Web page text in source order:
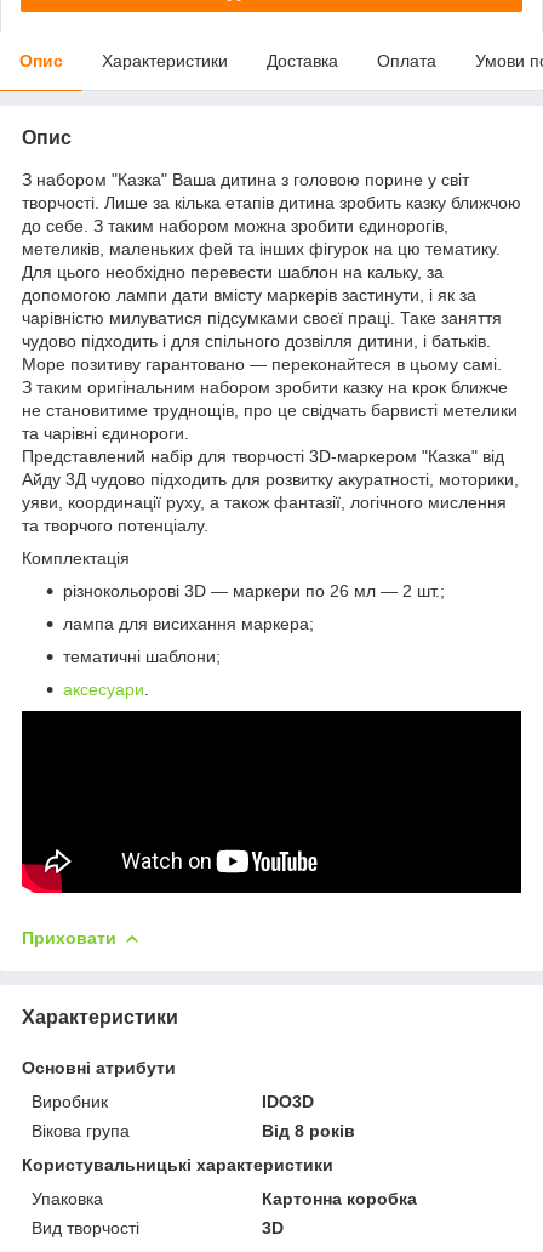
Опис Характеристики Доставка Оплата Умови
Опис
З набором "Казка" Ваша дитина з головою порине у світ
творчості. Лише за кілька етапів дитина зробить казку ближчою
до себе. З таким набором можна зробити єдинорогів,
метеликів, маленьких фей та інших фігурок на цю тематику.
Для цього необхідно перевести шаблон на кальку, за
допомогою лампи дати вмісту маркерів застинути, і як за
чарівністю милуватися підсумками своєї праці. Таке заняття
чудово підходить і для спільного дозвілля дитини, і батьків.
Море позитиву гарантовано — переконайтеся в цьому самі.
З таким оригінальним набором зробити казку на крок ближче
не становитиме труднощів, про це свідчать барвисті метелики
та чарівні єдинороги.
Представлений набір для творчості 3D-маркером "Казка" від
Айду 3Д чудово підходить для розвитку акуратності, моторики,
уяви, координації руху, а також фантазії, логічного мислення
та творчого потенціалу.
Комплектація
різнокольорові 3D — маркери по 26 мл — 2 шт.;
лампа для висихання маркера;
тематичні шаблони;
аксесуари
Приховати
Характеристики
Основні атрибути
Виробник
IDO3D
Вікова група
Від 8 років
Користувальницькі характеристики
Упаковка
Картонна коробка
Вид творчості
3D